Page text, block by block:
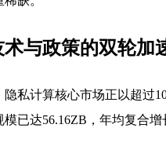
与政策的双轮加
私计算核心市场正以超过
已达56.16ZB，年均复合